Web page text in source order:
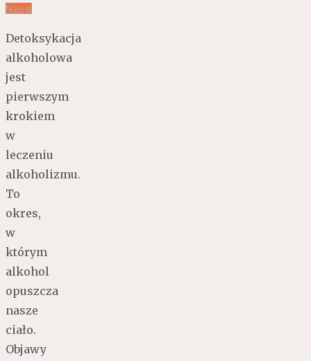
Nałogi
Detoksykacja
alkoholowa
jest
pierwszym
krokiem
w
leczeniu
alkoholizmu.
To
okres,
w
którym
alkohol
opuszcza
nasze
ciało.
Objawy